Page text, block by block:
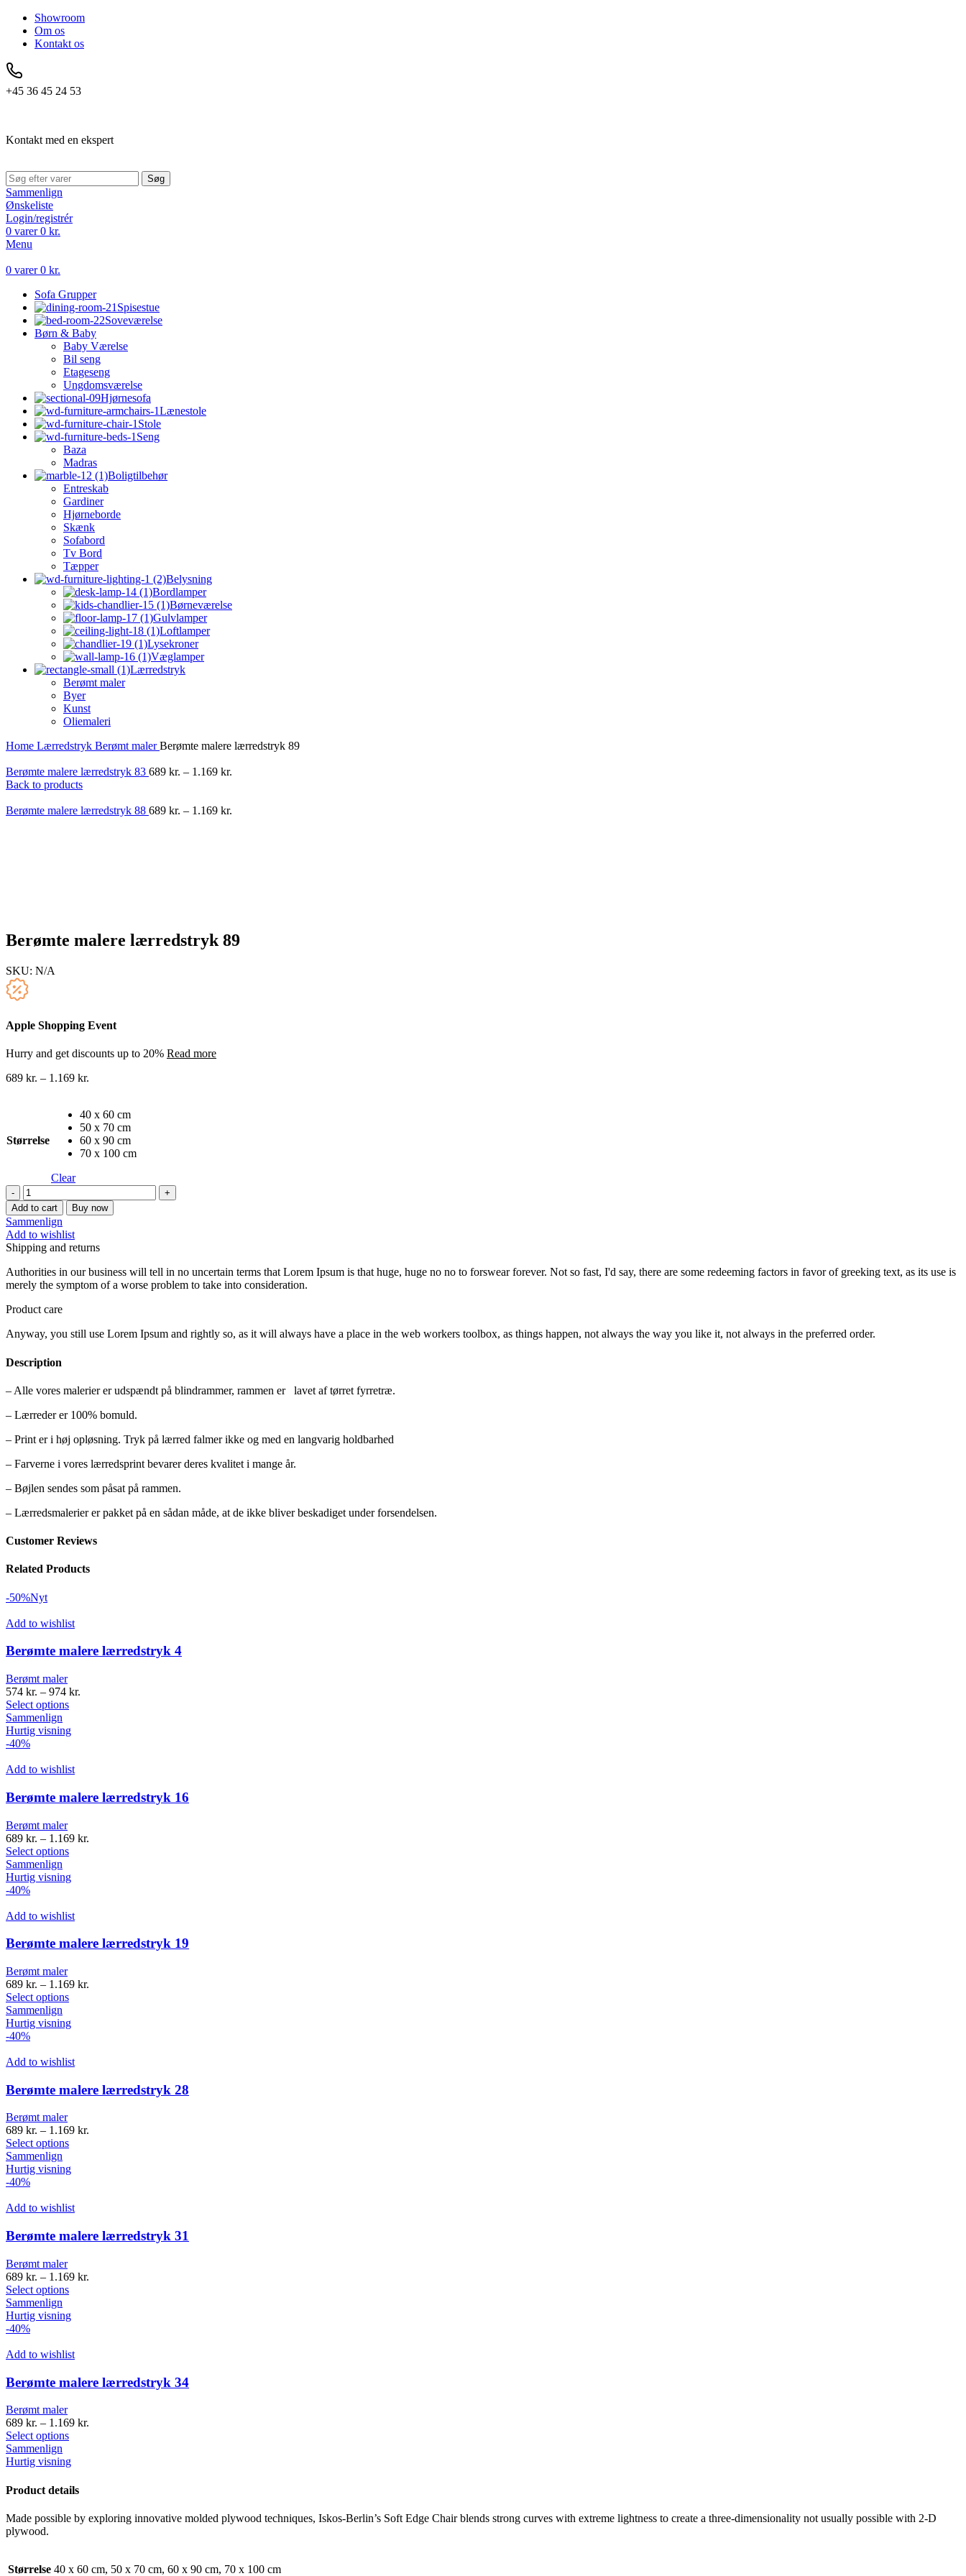
Showroom
Om os
Kontakt os
+45 36 45 24 53
Kontakt med en ekspert
Søg
Sammenlign
Ønskeliste
Login/registrér
0 varer 0 kr.
Menu
0 varer 0 kr.
Sofa Grupper
Spisestue
Soveværelse
Børn & Baby
Baby Værelse
Bil seng
Etageseng
Ungdomsværelse
Hjørnesofa
Lænestole
Stole
Seng
Baza
Madras
Boligtilbehør
Entreskab
Gardiner
Hjørneborde
Skænk
Sofabord
Tv Bord
Tæpper
Belysning
Bordlamper
Børneværelse
Gulvlamper
Loftlamper
Lysekroner
Væglamper
Lærredstryk
Berømt maler
Byer
Kunst
Oliemaleri
Home Lærredstryk Berømt malerBerømte malere lærredstryk 89
Berømte malere lærredstryk 83 689 kr. – 1.169 kr.
Back to products
Berømte malere lærredstryk 88 689 kr. – 1.169 kr.
Berømte malere lærredstryk 89
SKU: N/A
Apple Shopping Event
Hurry and get discounts up to 20% Read more
689 kr. – 1.169 kr.
Størrelse
40 x 60 cm
50 x 70 cm
60 x 90 cm
70 x 100 cm
Clear
Berømte
malere
lærredstryk
89
quantity
Add to cart Buy now
Sammenlign
Add to wishlist
Shipping and returns
Authorities in our business will tell in no uncertain terms that Lorem Ipsum is that huge, huge no no to forswear forever. Not so fast, I'd say, there are some redeeming factors in favor of greeking text, as its use is
merely the symptom of a worse problem to take into consideration.
Product care
Anyway, you still use Lorem Ipsum and rightly so, as it will always have a place in the web workers toolbox, as things happen, not always the way you like it, not always in the preferred order.
Description
– Alle vores malerier er udspændt på blindrammer, rammen er lavet af tørret fyrretræ.
– Lærreder er 100% bomuld.
– Print er i høj opløsning. Tryk på lærred falmer ikke og med en langvarig holdbarhed
– Farverne i vores lærredsprint bevarer deres kvalitet i mange år.
– Bøjlen sendes som påsat på rammen.
– Lærredsmalerier er pakket på en sådan måde, at de ikke bliver beskadiget under forsendelsen.
Customer Reviews
Related Products
-50%Nyt
Add to wishlist
Berømte malere lærredstryk 4
Berømt maler
574 kr. – 974 kr.
Select options
Sammenlign
Hurtig visning
-40%
Add to wishlist
Berømte malere lærredstryk 16
Berømt maler
689 kr. – 1.169 kr.
Select options
Sammenlign
Hurtig visning
-40%
Add to wishlist
Berømte malere lærredstryk 19
Berømt maler
689 kr. – 1.169 kr.
Select options
Sammenlign
Hurtig visning
-40%
Add to wishlist
Berømte malere lærredstryk 28
Berømt maler
689 kr. – 1.169 kr.
Select options
Sammenlign
Hurtig visning
-40%
Add to wishlist
Berømte malere lærredstryk 31
Berømt maler
689 kr. – 1.169 kr.
Select options
Sammenlign
Hurtig visning
-40%
Add to wishlist
Berømte malere lærredstryk 34
Berømt maler
689 kr. – 1.169 kr.
Select options
Sammenlign
Hurtig visning
Product details
Made possible by exploring innovative molded plywood techniques, Iskos-Berlin’s Soft Edge Chair blends strong curves with extreme lightness to create a three-dimensionality not usually possible with 2-D
plywood.
Størrelse 40 x 60 cm, 50 x 70 cm, 60 x 90 cm, 70 x 100 cm